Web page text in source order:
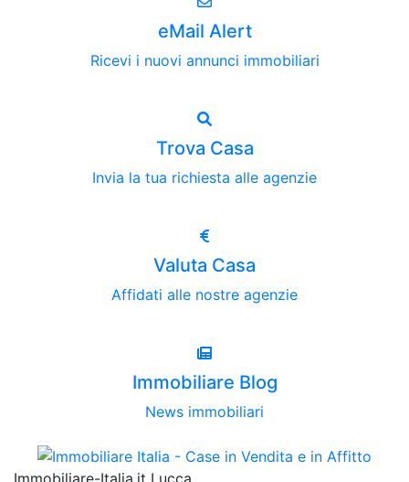
eMail Alert
Ricevi i nuovi annunci immobiliari
Trova Casa
Invia la tua richiesta alle agenzie
Valuta Casa
Affidati alle nostre agenzie
Immobiliare Blog
News immobiliari